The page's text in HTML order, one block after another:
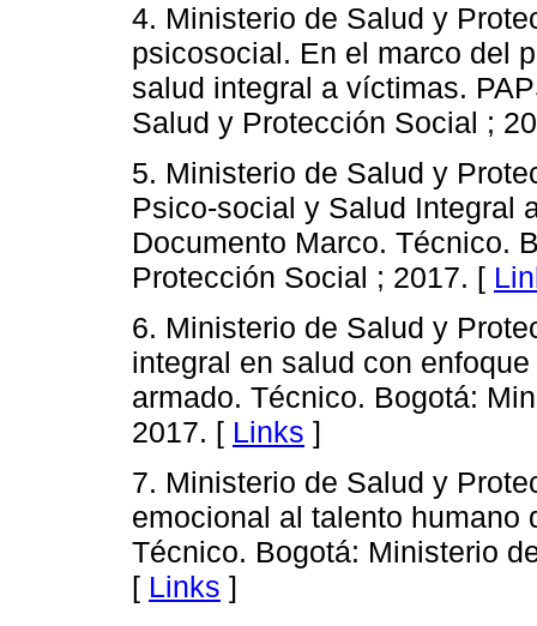
4. Ministerio de Salud y
psicosocial. En el marco del
salud integral a víctimas.
Salud y Protección Social ;
5. Ministerio de Salud y
Psico-social y Salud Integral
Documento Marco. Técnico.
Protección Social ; 2017. [
6. Ministerio de Salud y
integral en salud con
armado. Técnico. Bogotá:
2017. [ Links ]
7. Ministerio de Salud y
emocional al talento humano
Técnico. Bogotá: Ministerio
[ Links ]